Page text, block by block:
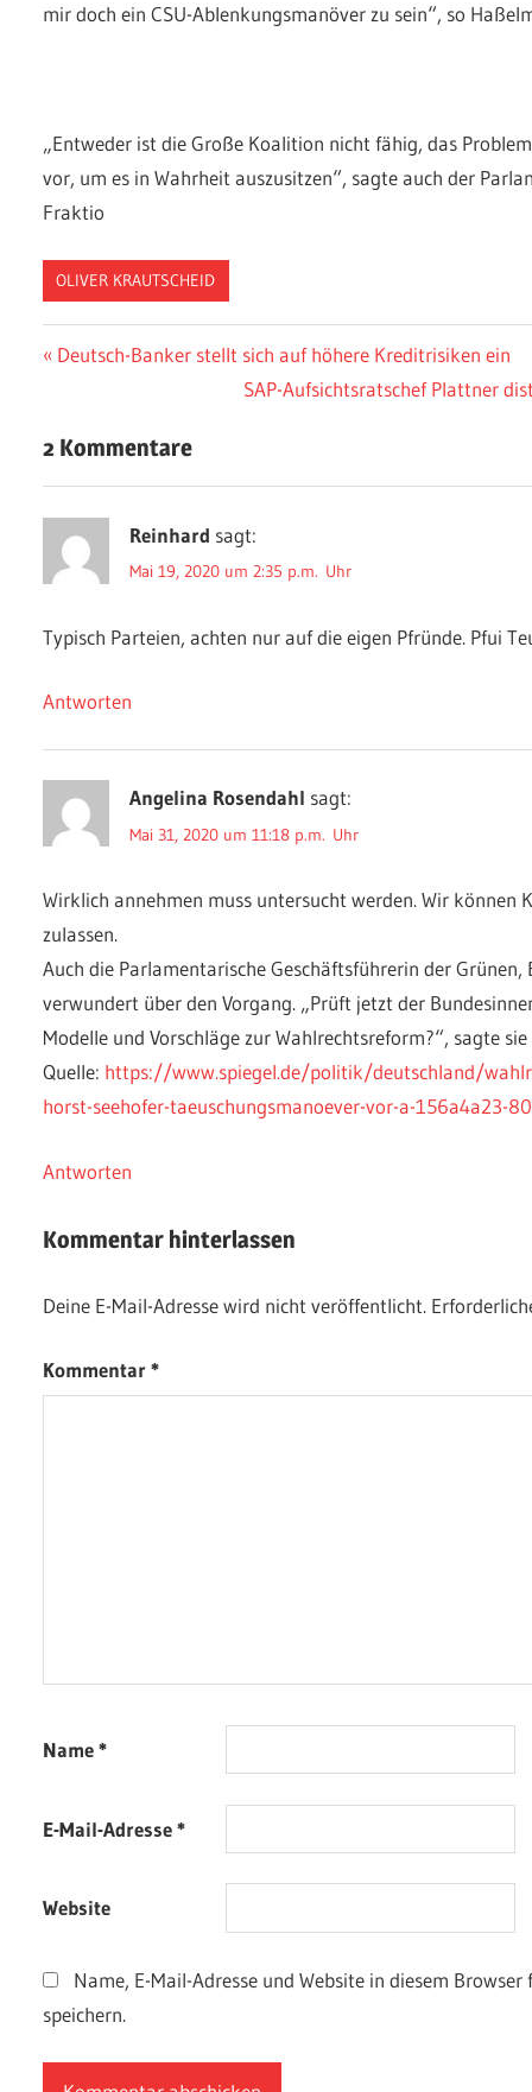
mir doch ein CSU-Ablenkungsmanöver zu sein“, so
„Entweder ist die Große Koalition nicht fähig, das
vor, um es in Wahrheit auszusitzen“, sagte auch der
Fraktio
OLIVER KRAUTSCHEID
Beitragsnavigation
Vorheriger
Deutsch-Banker stellt sich auf höhere Kreditrisiken ein
Nächster
SAP-Aufsichtsratschef Plattner
2 Kommentare
Reinhard sagt:
Mai 19, 2020 um 2:35 p.m. Uhr
Typisch Parteien, achten nur auf die eigen Pfründe. Pfui
Antworten
Angelina Rosendahl sagt:
Mai 31, 2020 um 11:18 p.m. Uhr
Wirklich annehmen muss untersucht werden. Wir können
zulassen.
Auch die Parlamentarische Geschäftsführerin der
verwundert über den Vorgang. „Prüft jetzt der
Modelle und Vorschläge zur Wahlrechtsreform?“, sagte sie
Quelle: https://www.spiegel.de/politik/deutschland/
horst-seehofer-taeuschungsmanoever-vor-a-156a4a23-
Antworten
Kommentar hinterlassen
Deine E-Mail-Adresse wird nicht veröffentlicht.
Kommentar*
Name*
E-Mail-Adresse*
Website
Name, E-Mail-Adresse und Website in diesem
speichern.